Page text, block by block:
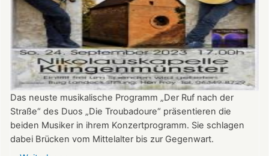
Das neuste musikalische Programm „Der Ruf nach der
Straße“ des Duos „Die Troubadoure“ präsentieren die
beiden Musiker in ihrem Konzertprogramm. Sie schlagen
dabei Brücken vom Mittelalter bis zur Gegenwart.